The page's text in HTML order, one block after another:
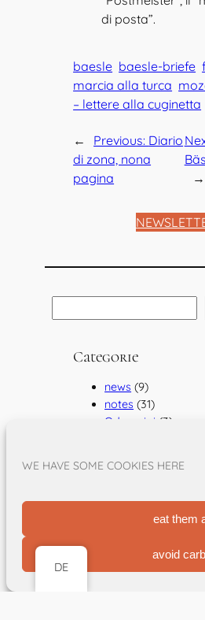
WE HAVE SOME COOKIES HERE
eat them
avoid
di posta”.
baesle baesle-briefe
marcia alla turca
– lettere alla cuginetta
← Previous: Diario
di zona, nona
pagina
→
e
Categorie
news (9)
notes (31)
Odysseiai (3)
Treno
Links
DE